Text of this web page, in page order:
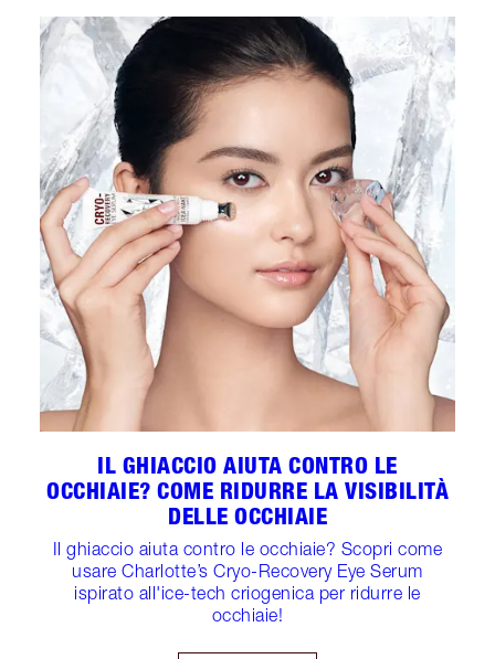
IL GHIACCIO AIUTA CONTRO LE
OCCHIAIE? COME RIDURRE LA VISIBILITÀ
DELLE OCCHIAIE
Il ghiaccio aiuta contro le occhiaie? Scopri come
usare Charlotte’s Cryo-Recovery Eye Serum
ispirato all'ice-tech criogenica per ridurre le
occhiaie!